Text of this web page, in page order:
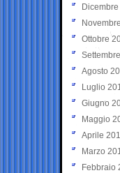
Ottobre
Agosto
Luglio
Giugno
Maggio
Aprile
Marzo
Febbraio